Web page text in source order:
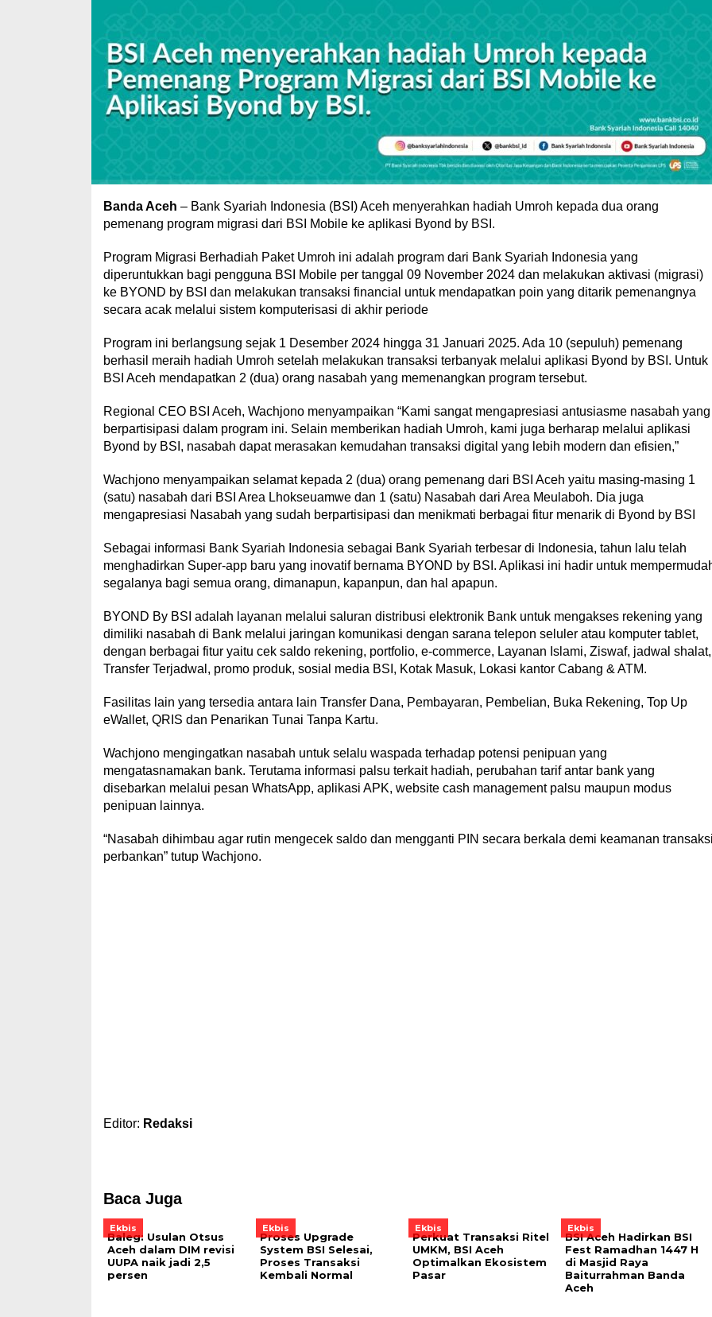
Banda Aceh – Bank Syariah Indonesia (BSI) Aceh menyerahkan hadiah Umroh kepada dua orang
pemenang program migrasi dari BSI Mobile ke aplikasi Byond by BSI.
Program Migrasi Berhadiah Paket Umroh ini adalah program dari Bank Syariah Indonesia yang
diperuntukkan bagi pengguna BSI Mobile per tanggal 09 November 2024 dan melakukan aktivasi (migrasi)
ke BYOND by BSI dan melakukan transaksi financial untuk mendapatkan poin yang ditarik pemenangnya
secara acak melalui sistem komputerisasi di akhir periode
Program ini berlangsung sejak 1 Desember 2024 hingga 31 Januari 2025. Ada 10 (sepuluh) pemenang
berhasil meraih hadiah Umroh setelah melakukan transaksi terbanyak melalui aplikasi Byond by BSI. Untuk
BSI Aceh mendapatkan 2 (dua) orang nasabah yang memenangkan program tersebut.
Regional CEO BSI Aceh, Wachjono menyampaikan “Kami sangat mengapresiasi antusiasme nasabah yang
berpartisipasi dalam program ini. Selain memberikan hadiah Umroh, kami juga berharap melalui aplikasi
Byond by BSI, nasabah dapat merasakan kemudahan transaksi digital yang lebih modern dan efisien,”
Wachjono menyampaikan selamat kepada 2 (dua) orang pemenang dari BSI Aceh yaitu masing-masing 1
(satu) nasabah dari BSI Area Lhokseuamwe dan 1 (satu) Nasabah dari Area Meulaboh. Dia juga
mengapresiasi Nasabah yang sudah berpartisipasi dan menikmati berbagai fitur menarik di Byond by BSI
Sebagai informasi Bank Syariah Indonesia sebagai Bank Syariah terbesar di Indonesia, tahun lalu telah
menghadirkan Super-app baru yang inovatif bernama BYOND by BSI. Aplikasi ini hadir untuk
segalanya bagi semua orang, dimanapun, kapanpun, dan hal apapun.
BYOND By BSI adalah layanan melalui saluran distribusi elektronik Bank untuk mengakses rekening yang
dimiliki nasabah di Bank melalui jaringan komunikasi dengan sarana telepon seluler atau komputer tablet,
dengan berbagai fitur yaitu cek saldo rekening, portfolio, e-commerce, Layanan Islami, Ziswaf, jadwal shalat,
Transfer Terjadwal, promo produk, sosial media BSI, Kotak Masuk, Lokasi kantor Cabang & ATM.
Fasilitas lain yang tersedia antara lain Transfer Dana, Pembayaran, Pembelian, Buka Rekening, Top Up
eWallet, QRIS dan Penarikan Tunai Tanpa Kartu.
Wachjono mengingatkan nasabah untuk selalu waspada terhadap potensi penipuan yang
mengatasnamakan bank. Terutama informasi palsu terkait hadiah, perubahan tarif antar bank yang
disebarkan melalui pesan WhatsApp, aplikasi APK, website cash management palsu maupun modus
penipuan lainnya.
“Nasabah dihimbau agar rutin mengecek saldo dan mengganti PIN secara berkala demi keamanan
perbankan” tutup Wachjono.
Editor: Redaksi
Baca Juga
Ekbis
Baleg: Usulan Otsus
Aceh dalam DIM revisi
UUPA naik jadi 2,5
persen
Ekbis
Proses Upgrade
System BSI Selesai,
Proses Transaksi
Kembali Normal
Ekbis
Perkuat Transaksi Ritel
UMKM, BSI Aceh
Optimalkan Ekosistem
Pasar
Ekbis
BSI Aceh Hadirkan BSI
Fest Ramadhan 1447 H
di Masjid Raya
Baiturrahman Banda
Aceh